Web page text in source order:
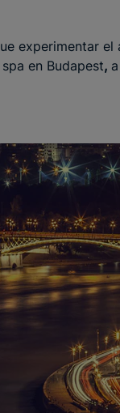
experimentar
en Budapest,